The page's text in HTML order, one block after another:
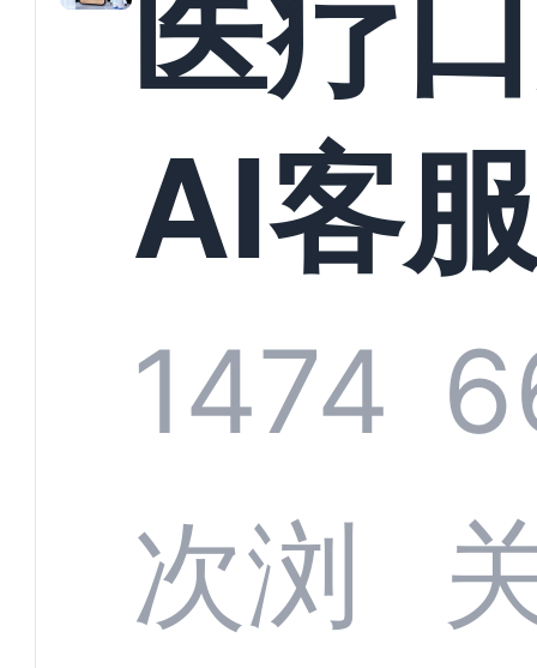
现规
增长
字化
AI客
统全
数据
1474
次浏